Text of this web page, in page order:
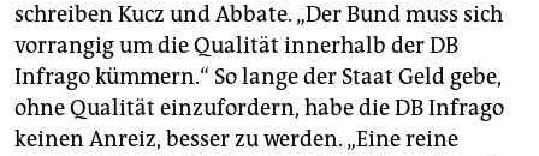
schreiben Kucz und Abbate. „Der Bund muss sich
vorrangig um die Qualität innerhalb der DB
Infrago kümmern.“ So lange der Staat Geld gebe,
ohne Qualität einzufordern, habe die DB Infrago
keinen Anreiz, besser zu werden. „Eine reine